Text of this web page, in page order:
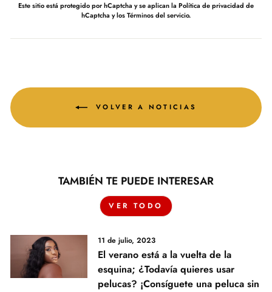
Este sitio está protegido por hCaptcha y se aplicanla Política de privacidad de
hCaptcha y losTérminos del servicio.
VOLVER A NOTICIAS
TAMBIÉN TE PUEDE INTERESAR
VER TODO
11 de julio, 2023
El verano está a la vuelta de la
esquina; ¿Todavía quieres usar
pelucas? ¡Consíguete una peluca sin